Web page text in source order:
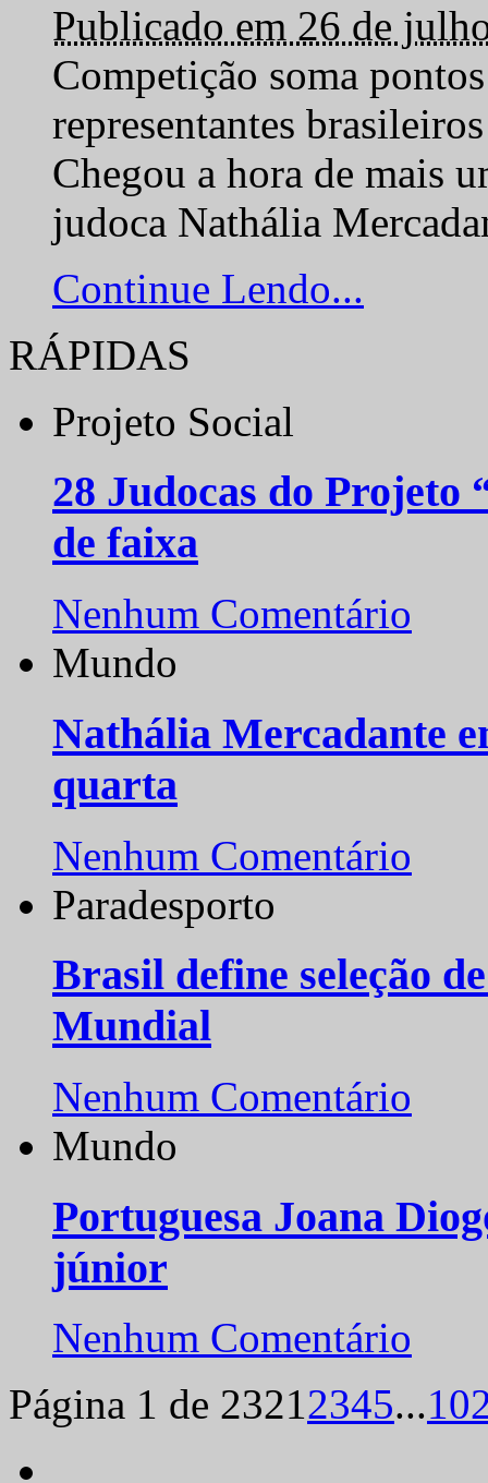
Publicado em 26 de
Competição soma
representantes
Chegou a hora de mais
judoca Nathália
Continue Lendo...
RÁPIDAS
Projeto Social
28 Judocas do
de faixa
Nenhum Comentário
Mundo
Nathália Mercadante
quarta
Nenhum Comentário
Paradesporto
Brasil define seleção
Mundial
Nenhum Comentário
Mundo
Portuguesa Joana
júnior
Nenhum Comentário
Página 1 de 23212345...10